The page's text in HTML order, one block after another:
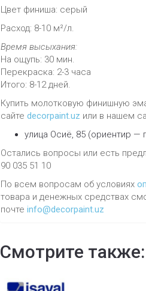
Цвет финиша: серый
Расход: 8-10 м²/л.
Время высыхания:
На ощупь: 30 мин.
Перекраска: 2-3 часа
Итого: 8-12 дней.
Купить молотковую финишную
сайте decorpaint.uz или в нашем
улица Осиё, 85 (ориентир —
Остались вопросы или есть
90 035 51 10
По всем вопросам об условиях
товара и денежных средствах
почте info@decorpaint.uz
Смотрите также: